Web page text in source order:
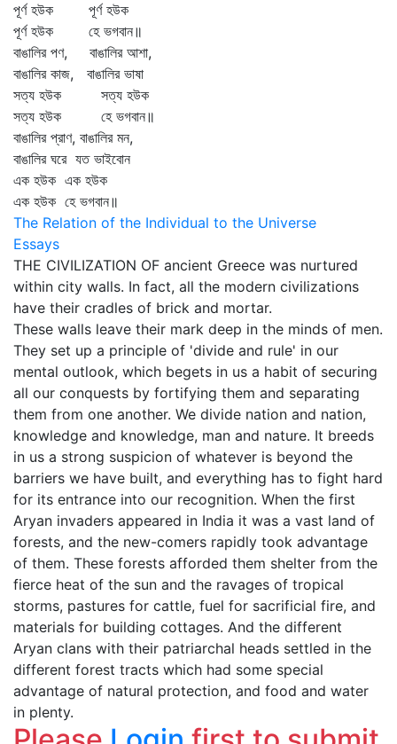
পূর্ণ হউক পূর্ণ হউক
পূর্ণ হউক হে ভগবান॥
বাঙালির পণ, বাঙালির আশা,
বাঙালির কাজ, বাঙালির ভাষা
সত্য হউক সত্য হউক
সত্য হউক হে ভগবান॥
বাঙালির প্রাণ, বাঙালির মন,
বাঙালির ঘরে যত ভাইবোন
এক হউক এক হউক
এক হউক হে ভগবান॥
The Relation of the Individual to the Universe
Essays
THE CIVILIZATION OF ancient Greece was nurtured
within city walls. In fact, all the modern civilizations
have their cradles of brick and mortar.
These walls leave their mark deep in the minds of men.
They set up a principle of 'divide and rule' in our
mental outlook, which begets in us a habit of securing
all our conquests by fortifying them and separating
them from one another. We divide nation and nation,
knowledge and knowledge, man and nature. It breeds
in us a strong suspicion of whatever is beyond the
barriers we have built, and everything has to fight hard
for its entrance into our recognition. When the first
Aryan invaders appeared in India it was a vast land of
forests, and the new-comers rapidly took advantage
of them. These forests afforded them shelter from the
fierce heat of the sun and the ravages of tropical
storms, pastures for cattle, fuel for sacrificial fire, and
materials for building cottages. And the different
Aryan clans with their patriarchal heads settled in the
different forest tracts which had some special
advantage of natural protection, and food and water
in plenty.